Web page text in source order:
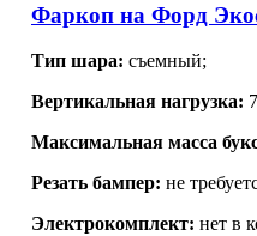
Фаркоп на Форд
Тип шара: съемный;
Вертикальная нагрузка:
Максимальная масса
Резать бампер: не
Электрокомплект: нет в